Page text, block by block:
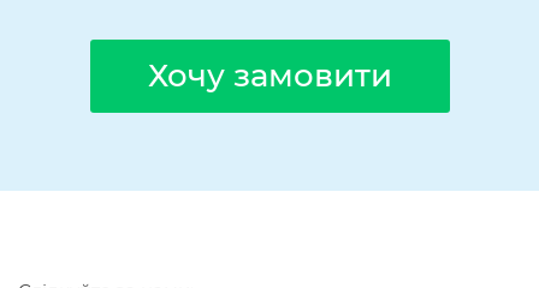
Хочу замовити